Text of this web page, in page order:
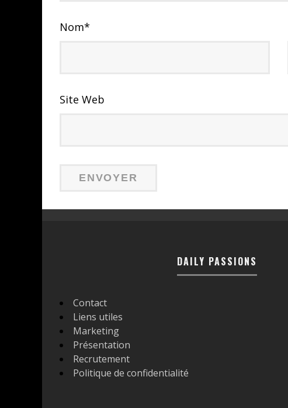
Nom*
Site Web
DAILY PASSIONS
Contact
Liens utiles
Marketing
Présentation
Recrutement
Politique de confidentialité